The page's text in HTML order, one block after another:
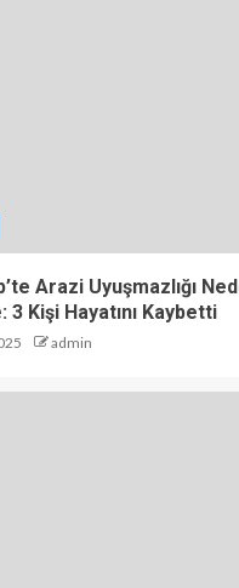
Arazi Uyuşmazlığı
3 Kişi Hayatını Kaybetti
admin